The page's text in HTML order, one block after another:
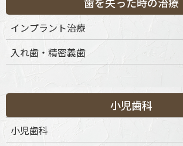
〒151-0063 東京都渋谷区富ケ谷1丁目51-4 代
ルモール4階
ご予約・お問合せ：03-6456-8020
インプラント治療
入れ歯・精密義歯
小児歯科
小児歯科